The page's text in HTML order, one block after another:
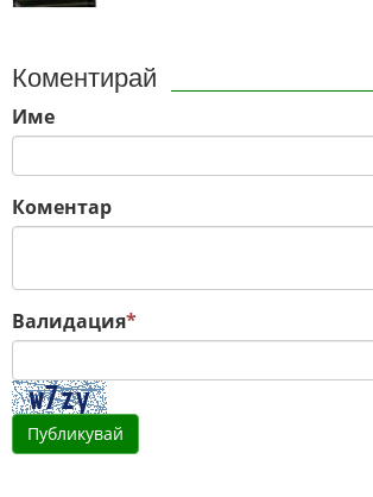
Коментирай
Име
Коментар
Валидация*